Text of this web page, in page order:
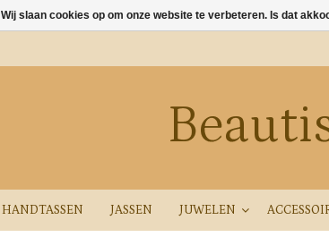
HANDTASSEN JASSEN JUWELEN
Wij slaan cookies op om onze website te verbeteren. Is dat